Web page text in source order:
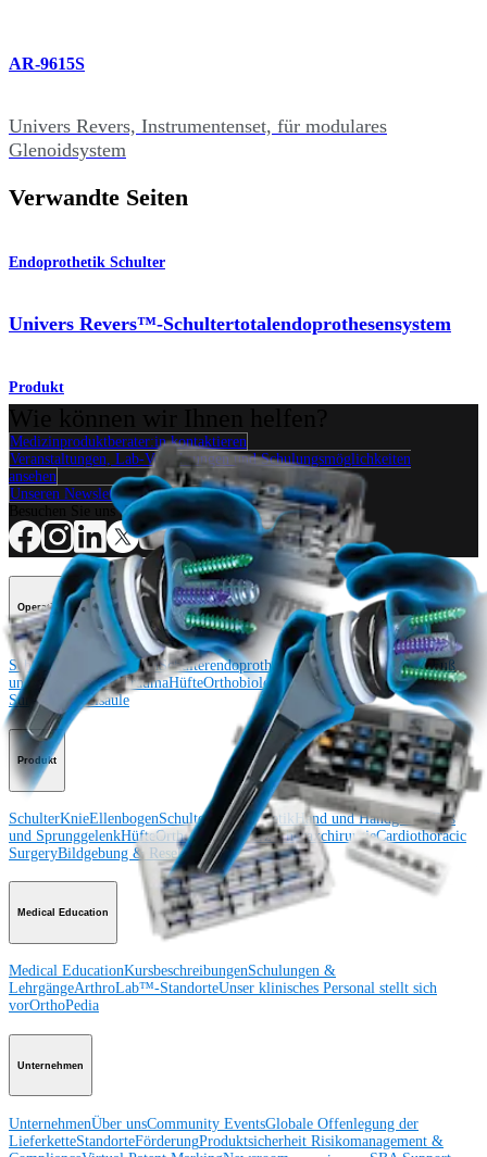
AR-9615S
Univers Revers, Instrumentenset, für modulares
Glenoidsystem
Verwandte Seiten
Endoprothetik Schulter
Univers Revers™-Schultertotalendoprothesensystem
Produkt
Medizinproduktberater:in kontaktieren
Veranstaltungen, Lab-Vorführungen und Schulungsmöglichkeiten
ansehen
Unseren Newsletter abonnieren
Besuchen Sie uns
Operationsverfahren
Schulter EllenbogenSchulterendoprothetik Hand und HandgelenkFuß
und SprunggelenkTraumaHüfteOrthobiologieCardiothoracic
Surgery
Wirbelsäule
Produkt
SchulterKnieEllenbogenSchulterendoprothetik Hand und HandgelenkFuß
und SprunggelenkHüfteOrthobiologieHerz-ThoraxchirurgieCardiothoracic
SurgeryBildgebung & Resektion
Medical Education
Medical EducationKursbeschreibungenSchulungen &
LehrgängeArthroLab™-StandorteUnser klinisches Personal stellt sich
vorOrthoPedia
Unternehmen
UnternehmenÜber unsCommunity EventsGlobale Offenlegung der
LieferketteStandorteFörderungProduktsicherheit Risikomanagement &